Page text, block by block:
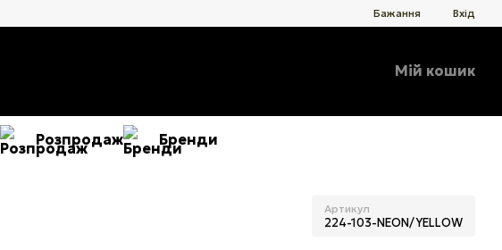
Бажання Вхід
Мій кошик
Розпродаж Бренди
Артикул
224-103-NEON/YELLOW